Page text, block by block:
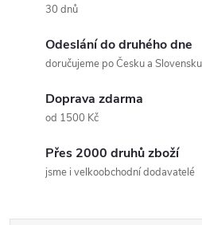
30 dnů
Odeslání do druhého dne
doručujeme po Česku a Slovensku
Doprava zdarma
od 1500 Kč
Přes 2000 druhů zboží
jsme i velkoobchodní dodavatelé